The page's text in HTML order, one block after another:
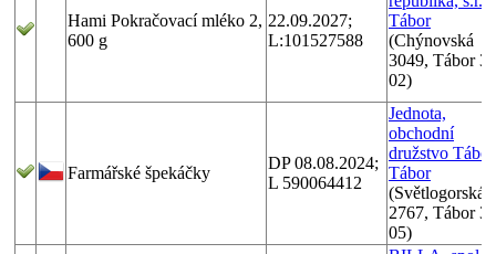
Hami Pokračovací mléko 2,
600 g
22.09.2027;
L:101527588
Tábor
(Chýnovská
3049, Tábor
02)
Farmářské špekáčky
DP 08.08.2024;
L 590064412
Jednota,
obchodní
družstvo Tábor
Tábor
(Světlogorská
2767, Tábor
05)